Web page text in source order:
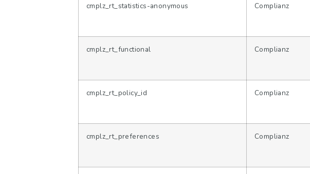
cmplz_rt_statistics-anonymous Complianz
cmplz_rt_functional Complianz
cmplz_rt_policy_id Complianz
cmplz_rt_preferences Complianz